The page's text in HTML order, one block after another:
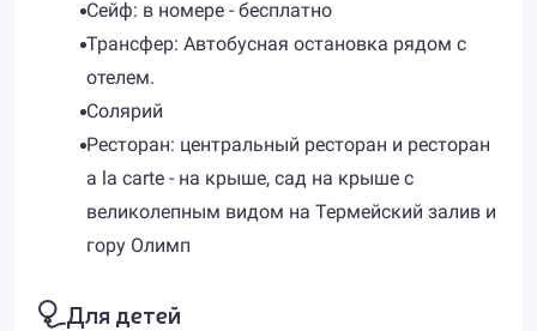
Сейф: в номере - бесплатно
Трансфер: Автобусная остановка рядом с
отелем.
Солярий
Ресторан: центральный ресторан и ресторан
a la carte - на крыше, сад на крыше с
великолепным видом на Термейский залив и
гору Олимп
Для детей